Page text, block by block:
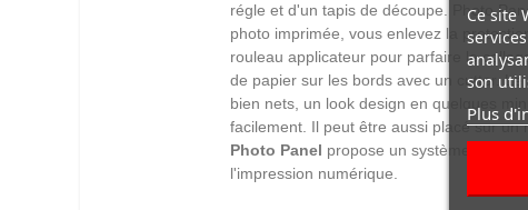
régle et d'un tapis de découpe. Photo
photo imprimée, vous enlevez la
rouleau applicateur pour parfaire le
de papier sur les bords avec un cutter. Le
bien nets, un look design en quelques
facilement. Il peut être aussi placé sur un
Photo Panel propose un système de
l'impression numérique.
Ce site
son
Plus